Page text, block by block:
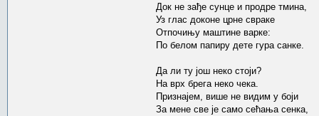
Док не зађе сунце и продре тмина,
Уз глас доконе црне свраке
Отпочињу маштине варке:
По белом папиру дете гура санке.
Да ли ту још неко стоји?
На врх брега неко чека.
Признајем, више не видим у боји
За мене све је само сећања сенка,